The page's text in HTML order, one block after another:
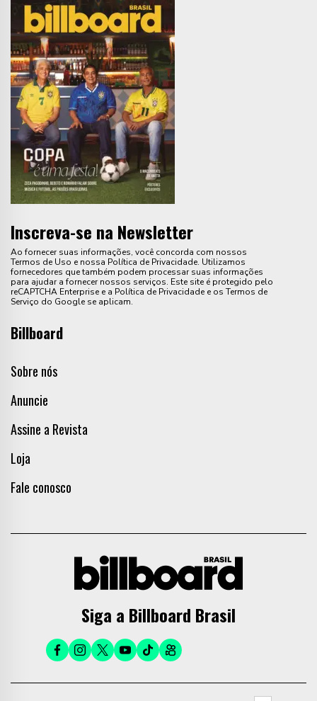
Inscreva-se na Newsletter
Ao fornecer suas informações, você concorda com nossos
Termos de Uso e nossa Política de Privacidade. Utilizamos
fornecedores que também podem processar suas informações
para ajudar a fornecer nossos serviços. Este site é protegido pelo
reCAPTCHA Enterprise e a Política de Privacidade e os Termos de
Serviço do Google se aplicam.
Billboard
Sobre nós
Anuncie
Assine a Revista
Loja
Fale conosco
Siga a Billboard Brasil